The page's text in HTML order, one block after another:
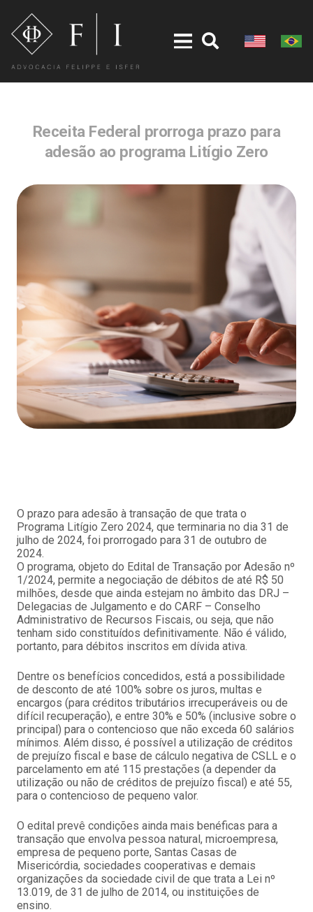
Receita Federal prorroga prazo para
adesão ao programa Litígio Zero
O prazo para adesão à transação de que trata o
Programa Litígio Zero 2024, que terminaria no dia 31 de
julho de 2024, foi prorrogado para 31 de outubro de
2024.
O programa, objeto do Edital de Transação por Adesão nº
1/2024, permite a negociação de débitos de até R$ 50
milhões, desde que ainda estejam no âmbito das DRJ –
Delegacias de Julgamento e do CARF – Conselho
Administrativo de Recursos Fiscais, ou seja, que não
tenham sido constituídos definitivamente. Não é válido,
portanto, para débitos inscritos em dívida ativa.
Dentre os benefícios concedidos, está a possibilidade
de desconto de até 100% sobre os juros, multas e
encargos (para créditos tributários irrecuperáveis ou de
difícil recuperação), e entre 30% e 50% (inclusive sobre o
principal) para o contencioso que não exceda 60 salários
mínimos. Além disso, é possível a utilização de créditos
de prejuízo fiscal e base de cálculo negativa de CSLL e o
parcelamento em até 115 prestações (a depender da
utilização ou não de créditos de prejuízo fiscal) e até 55,
para o contencioso de pequeno valor.
O edital prevê condições ainda mais benéficas para a
transação que envolva pessoa natural, microempresa,
empresa de pequeno porte, Santas Casas de
Misericórdia, sociedades cooperativas e demais
organizações da sociedade civil de que trata a Lei nº
13.019, de 31 de julho de 2014, ou instituições de
ensino.